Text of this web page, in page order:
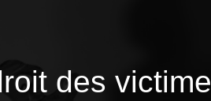
des